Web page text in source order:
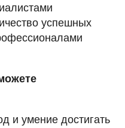
успешных
и умение достигать